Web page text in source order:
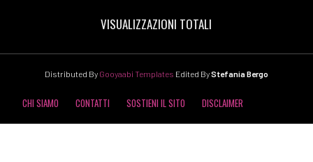
VISUALIZZAZIONI TOTALI
Distributed By Gooyaabi Templates Edited ByStefania Bergo
CHI SIAMO CONTATTI SOSTIENI IL SITO DISCLAIMER